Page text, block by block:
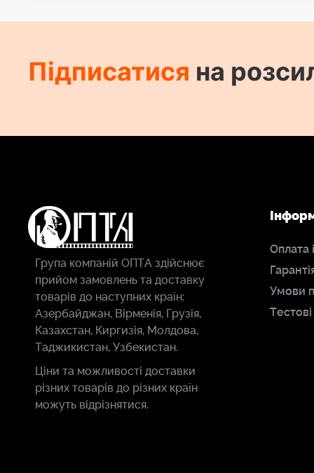
Підписатися на
Група компаній ОПТА здійснює
прийом замовлень та доставку
товарів до наступних країн:
Азербайджан, Вірменія, Грузія,
Казахстан, Киргизія, Молдова,
Таджикистан, Узбекистан.
Ціни та можливості доставки
різних товарів до різних країн
можуть відрізнятися.
Оплата
Умови